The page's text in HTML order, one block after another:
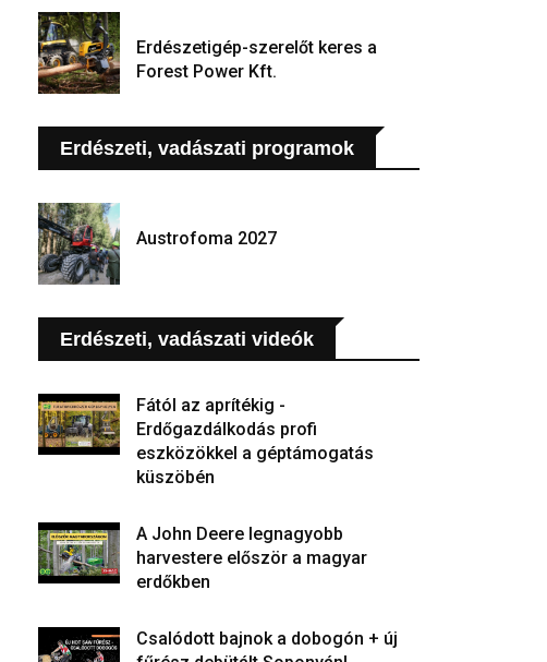
Erdészetigép-szerelőt keres a
Forest Power Kft.
Erdészeti, vadászati programok
Austrofoma 2027
Erdészeti, vadászati videók
Fától az aprítékig -
Erdőgazdálkodás profi
eszközökkel a géptámogatás
küszöbén
A John Deere legnagyobb
harvestere először a magyar
erdőkben
Csalódott bajnok a dobogón + új